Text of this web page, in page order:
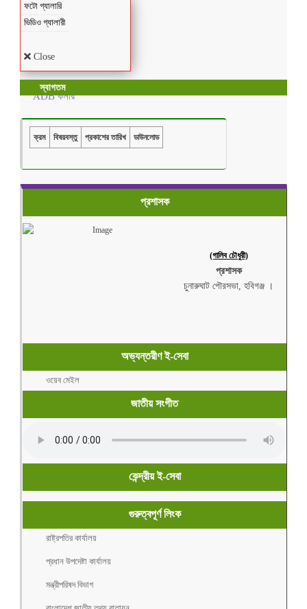
ফটো গ্যালারি
ভিডিও গ্যালারী
Close
ADB কর্নার
স্বাগতম
ক্রম বিষয়বস্তু প্রকাশের তারিখ ডাউনলোড
প্রশাসক
(গালিব চৌধুরী)
প্রশাসক
চুনারুঘাট পৌরসভা, হবিগঞ্জ ।
অভ্যন্তরীণ ই-সেবা
ওয়েব মেইল
জাতীয় সংগীত
কেন্দ্রীয় ই-সেবা
গুরুত্বপূর্ণ লিংক
রাষ্ট্রপতির কার্যালয়
প্রধান উপদেষ্টা কার্যালয়
মন্ত্রীপরিষদ বিভাগ